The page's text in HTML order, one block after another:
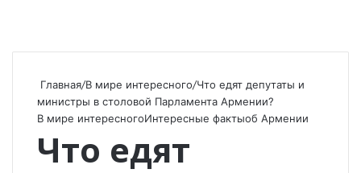
Главная/В мире интересного/Что едят депутаты и
министры в столовой Парламента Армении?
В мире интересногоИнтересные фактыоб Армении
Что едят